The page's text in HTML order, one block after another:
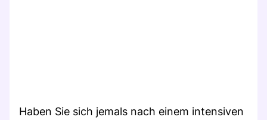
Haben Sie sich jemals nach einem intensiven